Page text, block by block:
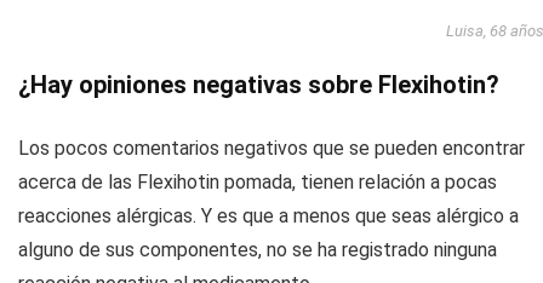
Luisa, 68 años
¿Hay opiniones negativas sobre Flexihotin?
Los pocos comentarios negativos que se pueden encontrar
acerca de las Flexihotin pomada, tienen relación a pocas
reacciones alérgicas. Y es que a menos que seas alérgico a
alguno de sus componentes, no se ha registrado ninguna